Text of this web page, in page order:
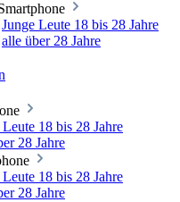
Junge Leute 18 bis 28 Jahre
alle über 28 Jahre
Leute 18 bis 28 Jahre
28 Jahre
Leute 18 bis 28 Jahre
28 Jahre